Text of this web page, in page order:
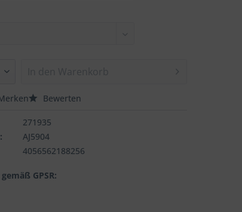
Bewerten
271935
AJ5904
4056562188256
GPSR: